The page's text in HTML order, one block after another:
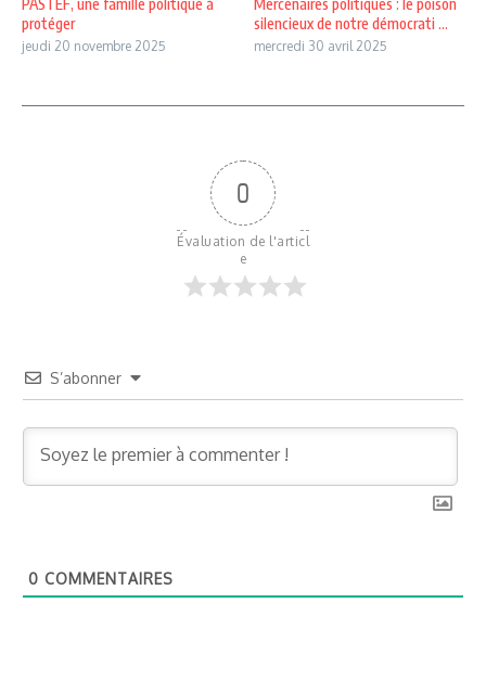
PASTEF, une famille politique à
protéger
jeudi 20 novembre 2025
Mercenaires politiques : le poison
silencieux de notre démocrati ...
mercredi 30 avril 2025
0
Évaluation de l'articl
e
S’abonner
0 COMMENTAIRES